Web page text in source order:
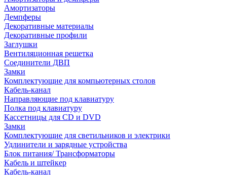
Амортизаторы
Демпферы
Декоративные материалы
Декоративные профили
Заглушки
Вентиляционная решетка
Соединители ДВП
Замки
Комплектующие для компьютерных столов
Кабель-канал
Направляющие под клавиатуру
Полка под клавиатуру
Кассетницы для CD и DVD
Замки
Комплектующие для светильников и электрики
Удлинители и зарядные устройства
Блок питания/ Трансформаторы
Кабель и штейкер
Кабель-канал